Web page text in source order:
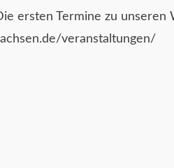
ersten Termine zu unseren
veranstaltungen/